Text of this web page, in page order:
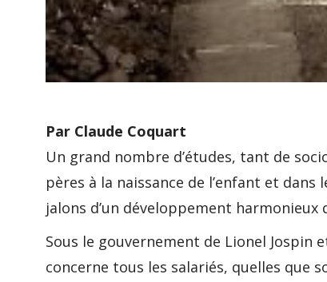
Par Claude Coquart
Un grand nombre d’études, tant de
pères à la naissance de l’enfant et
jalons d’un développement harmonieux
Sous le gouvernement de Lionel Jospin
concerne tous les salariés, quelles que